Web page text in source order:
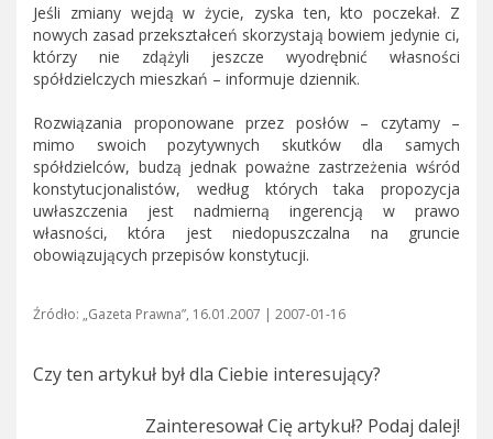
Jeśli zmiany wejdą w życie, zyska ten, kto poczekał. Z
nowych zasad przekształceń skorzystają bowiem jedynie ci,
którzy nie zdążyli jeszcze wyodrębnić własności
spółdzielczych mieszkań – informuje dziennik.
Rozwiązania proponowane przez posłów – czytamy –
mimo swoich pozytywnych skutków dla samych
spółdzielców, budzą jednak poważne zastrzeżenia wśród
konstytucjonalistów, według których taka propozycja
uwłaszczenia jest nadmierną ingerencją w prawo
własności, która jest niedopuszczalna na gruncie
obowiązujących przepisów konstytucji.
Źródło: „Gazeta Prawna”, 16.01.2007 | 2007-01-16
Czy ten artykuł był dla Ciebie interesujący?
Zainteresował Cię artykuł? Podaj dalej!